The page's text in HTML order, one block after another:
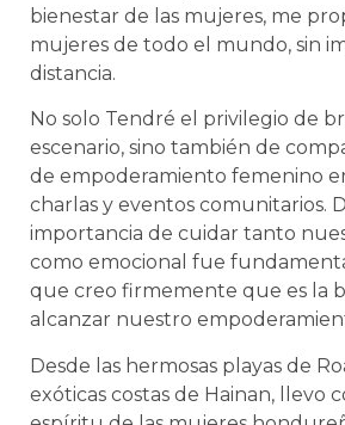
bienestar de las mujeres, me
mujeres de todo el mundo, sin
distancia.
No solo Tendré el privilegio de
escenario, sino también de
de empoderamiento femenino
charlas y eventos comunitarios.
importancia de cuidar tanto
como emocional fue
que creo firmemente que es la
alcanzar nuestro
Desde las hermosas playas de
exóticas costas de Hainan, llevo